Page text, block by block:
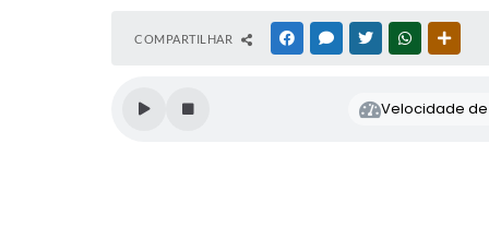
COMPARTILHAR FACEBOOKMESSENGER
TWITTERWHATSAPP
Velocidade de